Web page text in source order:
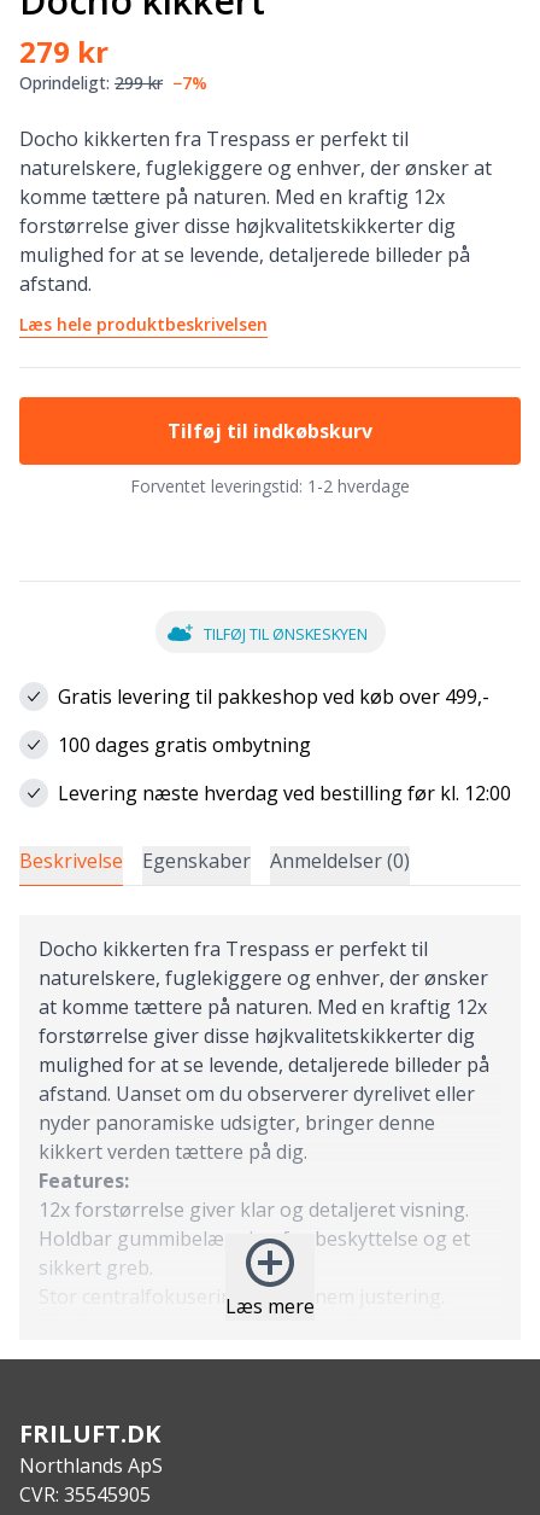
279 kr
Oprindeligt: 299 kr −7%
Docho kikkerten fra Trespass er perfekt til
naturelskere, fuglekiggere og enhver, der ønsker at
komme tættere på naturen. Med en kraftig 12x
forstørrelse giver disse højkvalitetskikkerter dig
mulighed for at se levende, detaljerede billeder på
afstand.
Læs hele produktbeskrivelsen
Tilføj til indkøbskurv
Forventet leveringstid: 1-2 hverdage
TILFØJ TIL ØNSKESKYEN
Gratis levering til pakkeshop ved køb over 499,-
100 dages gratis ombytning
Levering næste hverdag ved bestilling før kl. 12:00
Beskrivelse Egenskaber Anmeldelser (0)
Læs mere
Docho kikkerten fra Trespass er perfekt til
naturelskere, fuglekiggere og enhver, der ønsker
at komme tættere på naturen. Med en kraftig 12x
forstørrelse giver disse højkvalitetskikkerter dig
mulighed for at se levende, detaljerede billeder på
afstand. Uanset om du observerer dyrelivet eller
nyder panoramiske udsigter, bringer denne
kikkert verden tættere på dig.
Features:
12x forstørrelse giver klar og detaljeret visning.
Holdbar gummibelægning for beskyttelse og et
sikkert greb.
Stor centralfokuseringshjul til nem justering.
nem transport og vedligeholdelse.
Materiale: Aluminiumslegering, gummitextilhylster,
optisk glas
Tilbehør: Snor, bæretaske, linseklud
FRILUFT.DK
Northlands ApS
CVR: 35545905